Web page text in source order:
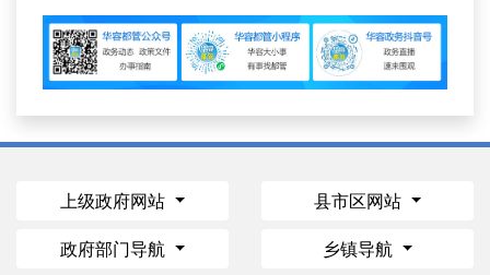
上级政府网站 县市区网站
政府部门导航 乡镇导航